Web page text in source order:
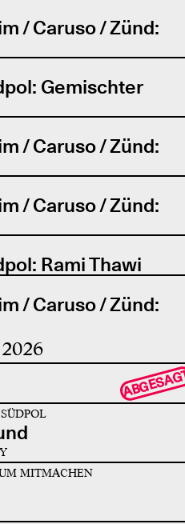
/ Caruso / Zünd:
Gemischter
/ Caruso / Zünd:
/ Caruso / Zünd:
Rami Thawi
/ Caruso / Zünd:
MITMACHEN